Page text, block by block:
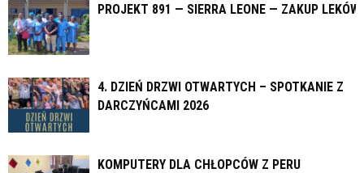
PROJEKT 891 — SIERRA LEONE — ZAKUP LEKÓW
4. DZIEŃ DRZWI OTWARTYCH – SPOTKANIE Z
DARCZYŃCAMI 2026
KOMPUTERY DLA CHŁOPCÓW Z PERU